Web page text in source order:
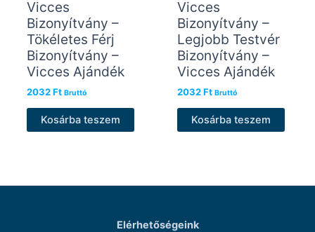
Vicces
Bizonyítvány –
Tökéletes Férj
Bizonyítvány –
Vicces Ajándék
2032Ft Bruttó
Kosárba teszem
Vicces
Bizonyítvány –
Legjobb Testvér
Bizonyítvány –
Vicces Ajándék
2032Ft Bruttó
Kosárba teszem
Elérhetőségeink